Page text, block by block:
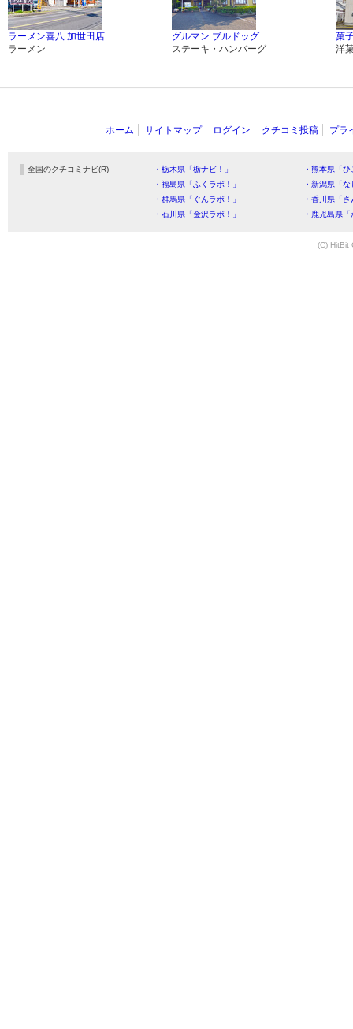
ラーメン喜八 加世田店
ラーメン
グルマン ブルドッグ
ステーキ・ハンバーグ
菓
洋
ホーム サイトマップ ログイン クチコミ投稿 プラ
全国のクチコミナビ(R) ・栃木県「栃ナビ！」
・熊本県「
・福島県「ふくラボ！」
・新潟県「
・群馬県「ぐんラボ！」
・香川県「
・石川県「金沢ラボ！」
・鹿児島県
(C) HitBit